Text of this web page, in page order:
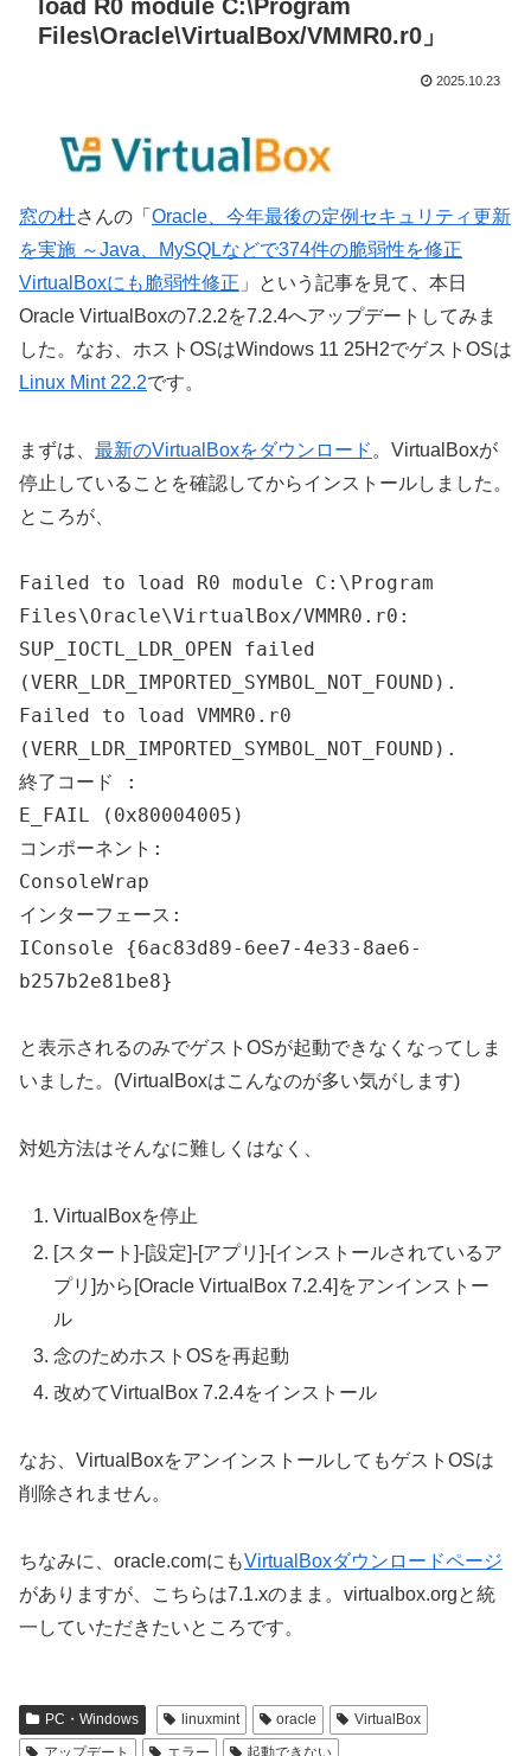
load R0 module C:\Program
Files\Oracle\VirtualBox/VMMR0.r0」
2025.10.23
窓の杜さんの「 Oracle、今年最後の定例セキュリティ更新
を実施 ～Java、MySQLなどで374件の脆弱性を修正
VirtualBoxにも脆弱性修正 」という記事を見て、本日
Oracle VirtualBoxの7.2.2を7.2.4へアップデートしてみま
した。なお、ホストOSはWindows 11 25H2でゲストOSは
Linux Mint 22.2です。
まずは、 最新のVirtualBoxをダウンロード 。VirtualBoxが
停止していることを確認してからインストールしました。
ところが、
Failed to load R0 module C:\Program
Files\Oracle\VirtualBox/VMMR0.r0:
SUP_IOCTL_LDR_OPEN failed
(VERR_LDR_IMPORTED_SYMBOL_NOT_FOUND).
Failed to load VMMR0.r0
(VERR_LDR_IMPORTED_SYMBOL_NOT_FOUND).
終了コード :
E_FAIL (0x80004005)
コンポーネント:
ConsoleWrap
インターフェース:
IConsole {6ac83d89-6ee7-4e33-8ae6-
b257b2e81be8}
と表示されるのみでゲストOSが起動できなくなってしま
いました。(VirtualBoxはこんなのが多い気がします)
対処方法はそんなに難しくはなく、
VirtualBoxを停止
[スタート]-[設定]-[アプリ]-[インストールされているア
プリ]から[Oracle VirtualBox 7.2.4]をアンインストー
ル
念のためホストOSを再起動
改めてVirtualBox 7.2.4をインストール
なお、VirtualBoxをアンインストールしてもゲストOSは
削除されません。
ちなみに、oracle.comにもVirtualBoxダウンロードページ
がありますが、こちらは7.1.xのまま。virtualbox.orgと統
一していただきたいところです。
PC・Windows linuxmint oracle
VirtualBox
アップデート
エラー 起動できない